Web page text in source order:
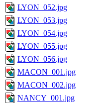
LYON_052.jpg
LYON_053.jpg
LYON_054.jpg
LYON_055.jpg
LYON_056.jpg
MACON_001.jpg
MACON_002.jpg
NANCY_001.jpg